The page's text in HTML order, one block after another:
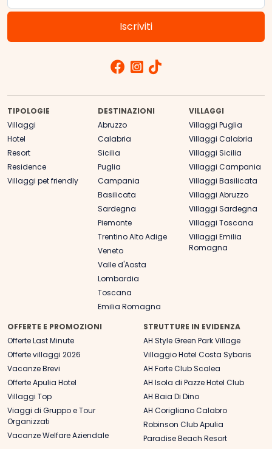
TIPOLOGIE
Villaggi
Hotel
Resort
Residence
Villaggi pet friendly
DESTINAZIONI
Abruzzo
Calabria
Sicilia
Puglia
Campania
Basilicata
Sardegna
Piemonte
Trentino Alto Adige
Veneto
Valle d'Aosta
Lombardia
Toscana
Emilia Romagna
VILLAGGI
Villaggi Puglia
Villaggi Calabria
Villaggi Sicilia
Villaggi Campania
Villaggi Basilicata
Villaggi Abruzzo
Villaggi Sardegna
Villaggi Toscana
Villaggi Emilia
Romagna
OFFERTE E PROMOZIONI
Offerte Last Minute
Offerte villaggi 2026
Vacanze Brevi
Offerte Apulia Hotel
Villaggi Top
Viaggi di Gruppo e Tour
Organizzati
Vacanze Welfare Aziendale
STRUTTURE IN EVIDENZA
AH Style Green Park Village
Villaggio Hotel Costa Sybaris
AH Forte Club Scalea
AH Isola di Pazze Hotel Club
AH Baia Di Dino
AH Corigliano Calabro
Robinson Club Apulia
Paradise Beach Resort